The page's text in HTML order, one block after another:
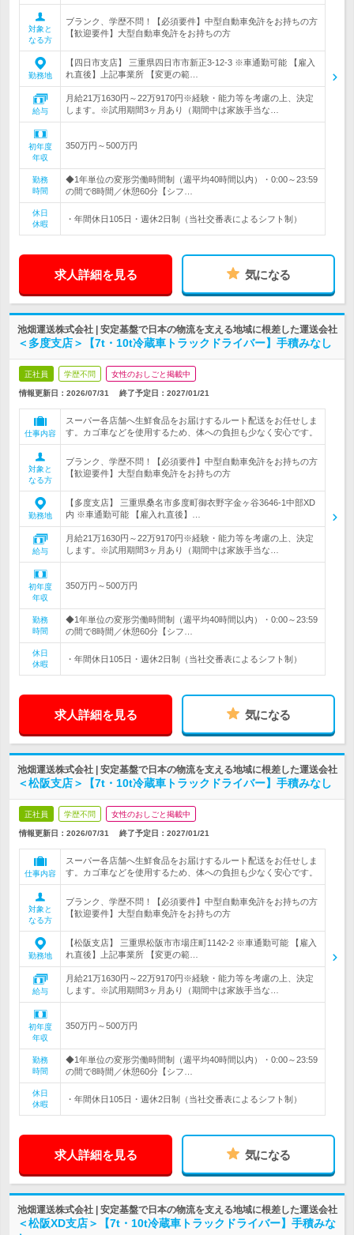
対象と
なる方
ブランク、学歴不問！【必須要件】中型自動車免許をお持ちの方
【歓迎要件】大型自動車免許をお持ちの方
勤務地
【四日市支店】 三重県四日市市新正3-12-3 ※車通勤可能 【雇入
れ直後】上記事業所 【変更の範…
給与
月給21万1630円～22万9170円※経験・能力等を考慮の上、決定
します。※試用期間3ヶ月あり（期間中は家族手当な…
初年度
年収
350万円～500万円
勤務
時間
◆1年単位の変形労働時間制（週平均40時間以内）・0:00～23:59
の間で8時間／休憩60分【シフ…
休日
休暇
・年間休日105日・週休2日制（当社交番表によるシフト制）
求人詳細を見る 気になる
池畑運送株式会社 | 安定基盤で日本の物流を支える地域に根差した運送会社
＜多度支店＞【7t・10t冷蔵車トラックドライバー】手積みなし
正社員 学歴不問 女性のおしごと掲載中
情報更新日：2026/07/31 終了予定日： 2027/01/21
仕事内容
スーパー各店舗へ生鮮食品をお届けするルート配送をお任せしま
す。カゴ車などを使用するため、体への負担も少なく安心です。
対象と
なる方
ブランク、学歴不問！【必須要件】中型自動車免許をお持ちの方
【歓迎要件】大型自動車免許をお持ちの方
勤務地
【多度支店】 三重県桑名市多度町御衣野字金ヶ谷3646-1中部XD
内 ※車通勤可能 【雇入れ直後】…
給与
月給21万1630円～22万9170円※経験・能力等を考慮の上、決定
します。※試用期間3ヶ月あり（期間中は家族手当な…
初年度
年収
350万円～500万円
勤務
時間
◆1年単位の変形労働時間制（週平均40時間以内）・0:00～23:59
の間で8時間／休憩60分【シフ…
休日
休暇
・年間休日105日・週休2日制（当社交番表によるシフト制）
求人詳細を見る 気になる
池畑運送株式会社 | 安定基盤で日本の物流を支える地域に根差した運送会社
＜松阪支店＞【7t・10t冷蔵車トラックドライバー】手積みなし
正社員 学歴不問 女性のおしごと掲載中
情報更新日：2026/07/31 終了予定日： 2027/01/21
仕事内容
スーパー各店舗へ生鮮食品をお届けするルート配送をお任せしま
す。カゴ車などを使用するため、体への負担も少なく安心です。
対象と
なる方
ブランク、学歴不問！【必須要件】中型自動車免許をお持ちの方
【歓迎要件】大型自動車免許をお持ちの方
勤務地
【松阪支店】 三重県松阪市市場庄町1142-2 ※車通勤可能 【雇入
れ直後】上記事業所 【変更の範…
給与
月給21万1630円～22万9170円※経験・能力等を考慮の上、決定
します。※試用期間3ヶ月あり（期間中は家族手当な…
初年度
年収
350万円～500万円
勤務
時間
◆1年単位の変形労働時間制（週平均40時間以内）・0:00～23:59
の間で8時間／休憩60分【シフ…
休日
休暇
・年間休日105日・週休2日制（当社交番表によるシフト制）
求人詳細を見る 気になる
池畑運送株式会社 | 安定基盤で日本の物流を支える地域に根差した運送会社
＜松阪XD支店＞【7t・10t冷蔵車トラックドライバー】手積みな